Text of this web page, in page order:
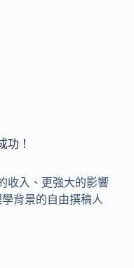
功！
收入、更強大的影響
背景的自由撰稿人